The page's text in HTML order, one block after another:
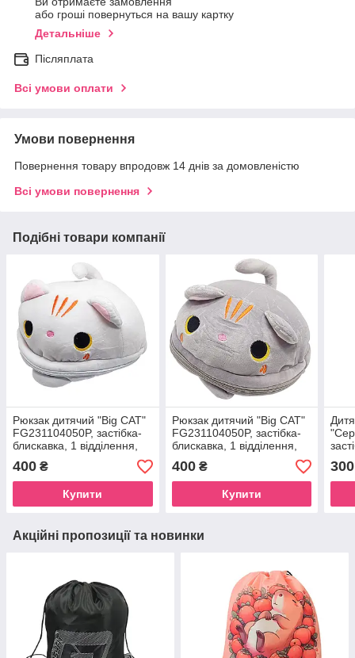
або гроші повернуться на вашу картку
Детальніше
Післяплата
Всі умови оплати
Умови повернення
Повернення товару впродовж 14 днів за домовленістю
Всі умови повернення
Подібні товари компанії
Рюкзак дитячий "Big CAT"
FG231104050P, застібка-
блискавка, 1 відділення,
вушка Білий
400 ₴
Купити
Рюкзак дитячий "Big CAT"
FG231104050P, застібка-
блискавка, 1 відділення,
вушка Сірий
400₴
Купити
300
Акційні пропозиції та новинки